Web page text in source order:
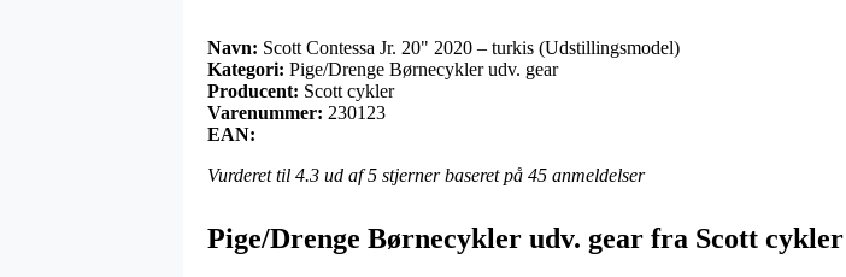
Navn: Scott Contessa Jr. 20" 2020 – turkis (Udstillingsmodel)
Kategori: Pige/Drenge Børnecykler udv. gear
Producent: Scott cykler
Varenummer: 230123
EAN:
Vurderet til 4.3 ud af 5 stjerner baseret på 45 anmeldelser
Pige/Drenge Børnecykler udv. gear fra Scott cykler